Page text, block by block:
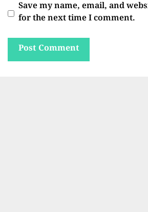
Save my name, email, and
for the next time I comment.